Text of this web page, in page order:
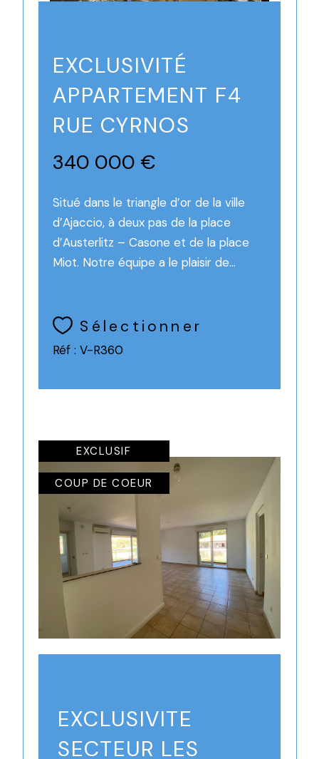
EXCLUSIVITÉ
APPARTEMENT F4
RUE CYRNOS
340 000 €
Situé dans le triangle d’or de la ville
d’Ajaccio, à deux pas de la place
d’Austerlitz – Casone et de la place
Miot. Notre équipe a le plaisir de...
Sélectionner
Réf : V-R360
EXCLUSIVITE
SECTEUR LES
EXCLUSIF
COUP DE COEUR